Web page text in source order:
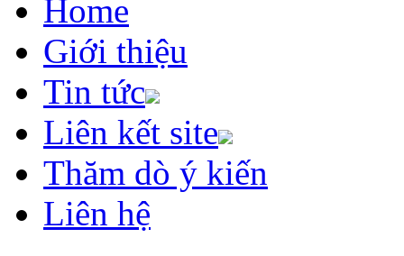
Home
Giới thiệu
Tin tức
Liên kết site
Thăm dò ý kiến
Liên hệ